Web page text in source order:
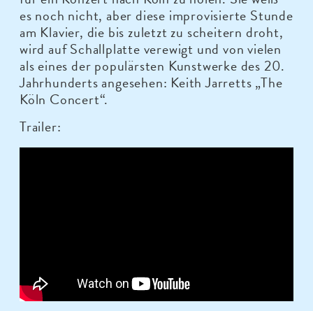
es noch nicht, aber diese improvisierte Stunde
am Klavier, die bis zuletzt zu scheitern droht,
wird auf Schallplatte verewigt und von vielen
als eines der populärsten Kunstwerke des 20.
Jahrhunderts angesehen: Keith Jarretts „The
Köln Concert“.
Trailer: